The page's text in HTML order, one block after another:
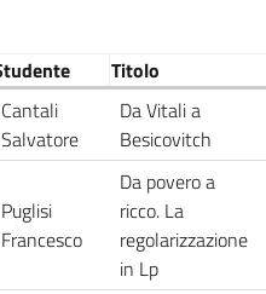
Titolo
Cantali
Salvatore
Da Vitali a
Besicovitch
Puglisi
Francesco
Da povero a
ricco. La
regolarizzazione
in Lp